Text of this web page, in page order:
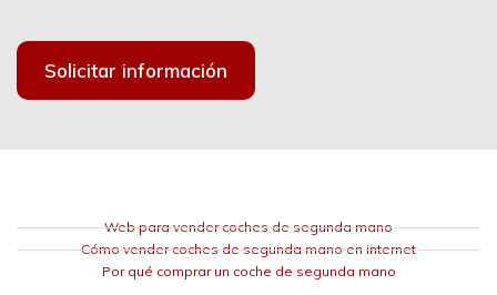
Solicitar información
Web para vender coches de segunda mano
Cómo vender coches de segunda mano en internet
Por qué comprar un coche de segunda mano